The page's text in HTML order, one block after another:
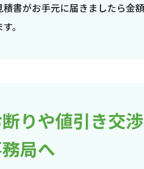
積書がお手元に届きましたら金
。
りや値引き交
局へ